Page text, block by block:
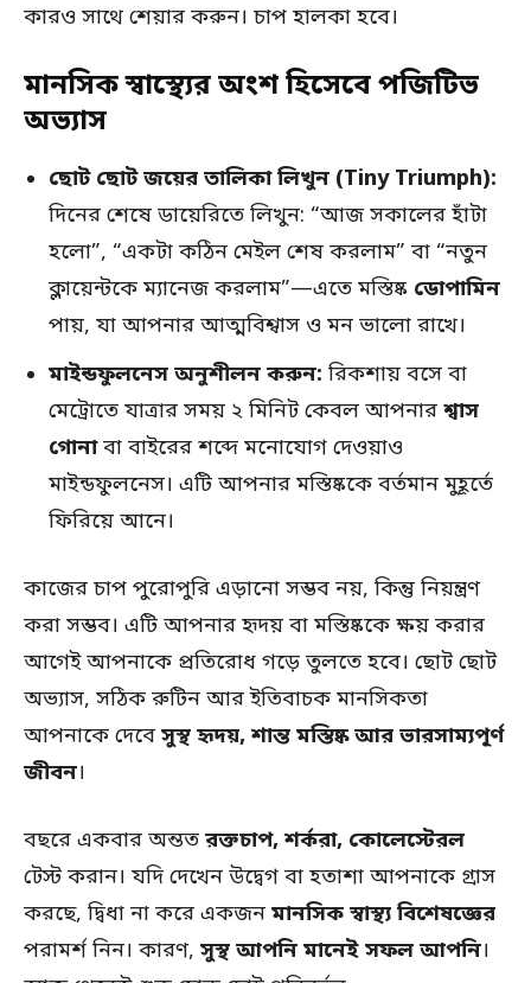
কারও সাথে শেয়ার করুন। চাপ হালকা হবে।
মানসিক স্বাস্থ্যের অংশ হিসেবে পজিটিভ
অভ্যাস
ছোট ছোট জয়ের তালিকা লিখুন (Tiny Triumph):
দিনের শেষে ডায়েরিতে লিখুন: “আজ সকালের হাঁটা
হলো”, “একটা কঠিন মেইল শেষ করলাম” বা “নতুন
ক্লায়েন্টকে ম্যানেজ করলাম”—এতে মস্তিষ্ক ডোপামিন
পায়, যা আপনার আত্মবিশ্বাস ও মন ভালো রাখে।
মাইন্ডফুলনেস অনুশীলন করুন: রিকশায় বসে বা
মেট্রোতে যাত্রার সময় ২ মিনিট কেবল আপনার শ্বাস
গোনাবা বাইরের শব্দে মনোযোগ দেওয়াও
মাইন্ডফুলনেস। এটি আপনার মস্তিষ্ককে বর্তমান মুহূর্তে
ফিরিয়ে আনে।
কাজের চাপ পুরোপুরি এড়ানো সম্ভব নয়, কিন্তু নিয়ন্ত্রণ
করা সম্ভব। এটি আপনার হৃদয় বা মস্তিষ্ককে ক্ষয় করার
আগেই আপনাকে প্রতিরোধ গড়ে তুলতে হবে। ছোট ছোট
অভ্যাস, সঠিক রুটিন আর ইতিবাচক মানসিকতা
আপনাকে দেবে সুস্থ হৃদয়, শান্ত মস্তিষ্ক আর ভারসাম্যপূর্ণ
জীবন।
বছরে একবার অন্তত রক্তচাপ, শর্করা, কোলেস্টেরল
টেস্ট করান। যদি দেখেন উদ্বেগ বা হতাশা আপনাকে গ্রাস
করছে, দ্বিধা না করে একজন মানসিক স্বাস্থ্য বিশেষজ্ঞের
পরামর্শ নিন। কারণ, সুস্থ আপনি মানেই সফল আপনি।